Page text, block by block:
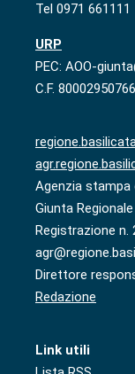
Tel 0971 661111
URP
PEC: AOO-
C.F. 80002950766
Agenzia stampa
Giunta
Registrazione n.
Direttore
Redazione
Link utili